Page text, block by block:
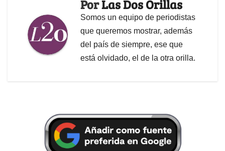
Duque aprieta medidas contra
el coronavirus
Nueve nuevos casos de
coronavirus: se completan 54
PorLas Dos Orillas
Somos un equipo de periodistas